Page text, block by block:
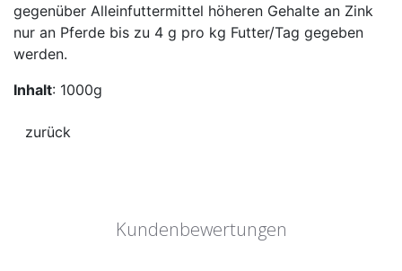
gegenüber Alleinfuttermittel höheren Gehalte an Zink
nur an Pferde bis zu 4 g pro kg Futter/Tag gegeben
werden.
Inhalt: 1000g
Kundenbewertungen